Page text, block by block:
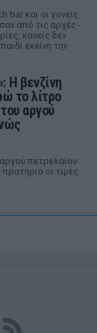
bar και οι γονείς
από τις αρχές -
κανείς δεν
εκείνη την
Η βενζίνη
το λίτρο
αργού
αργού πετρελαίου
οι τιμές